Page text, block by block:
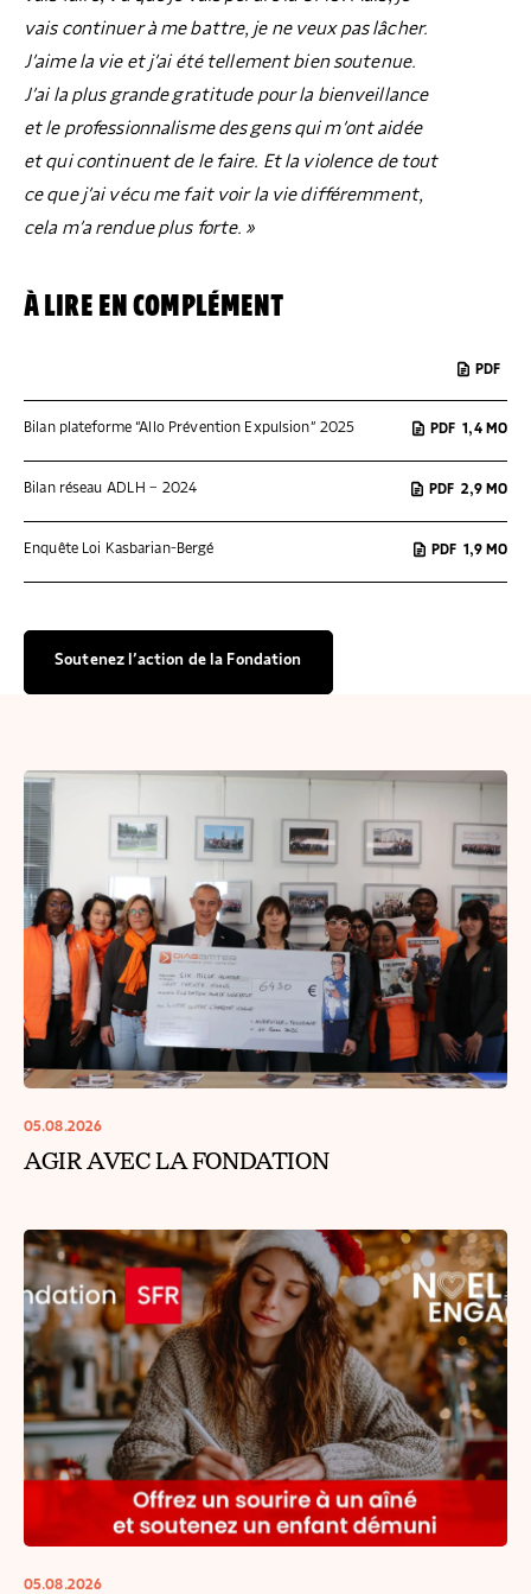
vais continuer à me battre, je ne veux pas lâcher.
J’aime la vie et j’ai été tellement bien soutenue.
J’ai la plus grande gratitude pour la bienveillance
et le professionnalisme des gens qui m’ont aidée
et qui continuent de le faire. Et la violence de tout
ce que j’ai vécu me fait voir la vie différemment,
cela m’a rendue plus forte. »
À LIRE EN COMPLÉMENT
PDF
Bilan plateforme “Allo Prévention Expulsion” 2025 PDF 1,4 MO
Bilan réseau ADLH – 2024 PDF 2,9 MO
Enquête Loi Kasbarian-Bergé PDF 1,9 MO
Soutenez l’action de la Fondation
05.08.2026
AGIR AVEC LA FONDATION
05.08.2026